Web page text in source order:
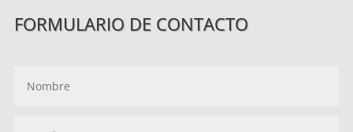
FORMULARIO DE CONTACTO